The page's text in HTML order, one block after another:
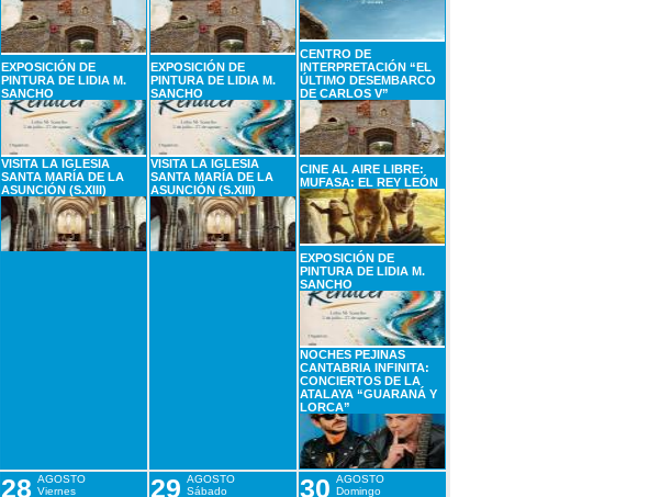
EXPOSICIÓN DE
PINTURA DE LIDIA M.
SANCHO
VISITA LA IGLESIA
SANTA MARÍA DE LA
ASUNCIÓN (S.XIII)
EXPOSICIÓN DE
PINTURA DE LIDIA M.
SANCHO
VISITA LA IGLESIA
SANTA MARÍA DE LA
ASUNCIÓN (S.XIII)
CENTRO DE
INTERPRETACIÓN “EL
ÚLTIMO DESEMBARCO
DE CARLOS V”
CINE AL AIRE LIBRE:
MUFASA: EL REY LEÓN
EXPOSICIÓN DE
PINTURA DE LIDIA M.
SANCHO
NOCHES PEJINAS
CANTABRIA INFINITA:
CONCIERTOS DE LA
ATALAYA “GUARANÁ Y
LORCA”
28 AGOSTO
Viernes
29 AGOSTO
Sábado
30 AGOSTO
Domingo